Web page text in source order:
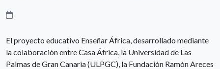
El proyecto educativo Enseñar África, desarrollado mediante
la colaboración entre Casa África, la Universidad de Las
Palmas de Gran Canaria (ULPGC), la Fundación Ramón Areces